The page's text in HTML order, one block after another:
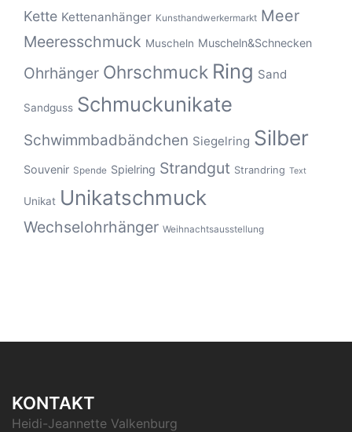
Kette Kettenanhänger Kunsthandwerkermarkt Meer
Meeresschmuck Muscheln Muscheln&Schnecken
Ohrhänger Ohrschmuck Ring Sand
Sandguss Schmuckunikate
Schwimmbadbändchen Siegelring Silber
Souvenir Spende Spielring Strandgut Strandring Text
Unikat Unikatschmuck
Wechselohrhänger Weihnachtsausstellung
KONTAKT
Heidi-Jeannette Valkenburg